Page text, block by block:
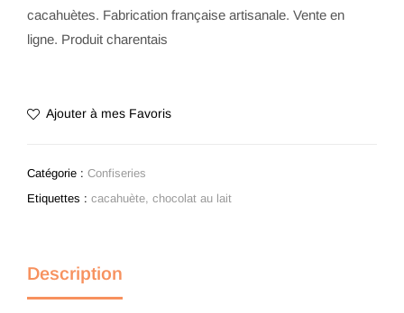
cacahuètes. Fabrication française artisanale. Vente en
ligne. Produit charentais
Ajouter à mes Favoris
Catégorie : Confiseries
Etiquettes : cacahuète, chocolat au lait
Description